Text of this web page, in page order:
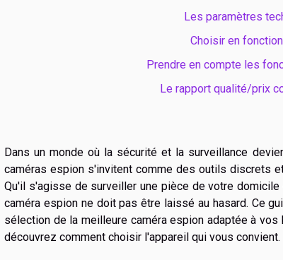
Les paramètres
Choisir en
Prendre en compte les
Le rapport qualité/prix
Dans un monde où la sécurité et la surveillance
caméras espion s'invitent comme des outils discrets
Qu'il s'agisse de surveiller une pièce de votre
caméra espion ne doit pas être laissé au hasard. Ce
sélection de la meilleure caméra espion adaptée à
découvrez comment choisir l'appareil qui vous convient.